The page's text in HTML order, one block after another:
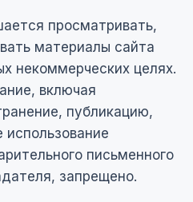
просматривать,
материалы сайта
некоммерческих целях.
включая
публикацию,
письменного
запрещено.